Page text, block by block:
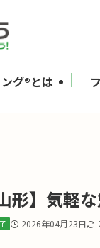
グ®とは
山形】気軽
2026年04月23日